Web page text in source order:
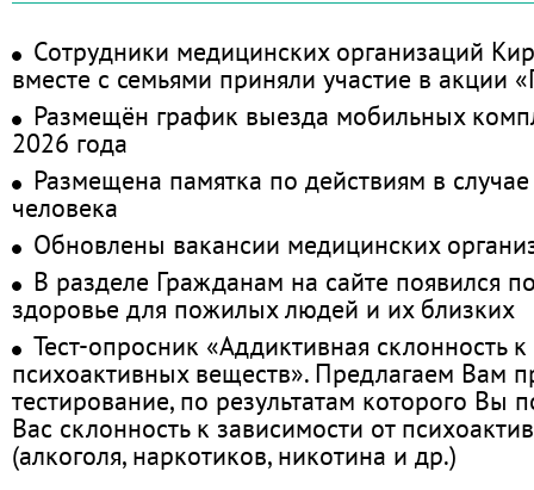
Сотрудники медицинских организаций
вместе с семьями приняли участие в акции
Размещён график выезда мобильных
2026 года
Размещена памятка по действиям в
человека
Обновлены вакансии медицинских
В разделе Гражданам на сайте появился
здоровье для пожилых людей и их близких
Тест-опросник «Аддиктивная склонность
психоактивных веществ». Предлагаем Вам
тестирование, по результатам которого Вы
Вас склонность к зависимости от
(алкоголя, наркотиков, никотина и др.)